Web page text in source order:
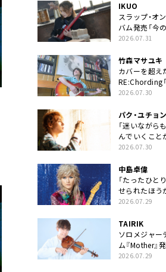
IKUO
スラップ・オ
バム発売「今
クトに」
2026.07.31
竹森マサユキ
カバーを超え
RE:Chording
2026.07.30
パク・ユチョン
「迷いながら
んでいくこと
2026.07.30
中島卓偉
「たったひと
せられたほう
2026.07.29
TAIRIK
ソロメジャー
ム『Mother』
2026.07.29